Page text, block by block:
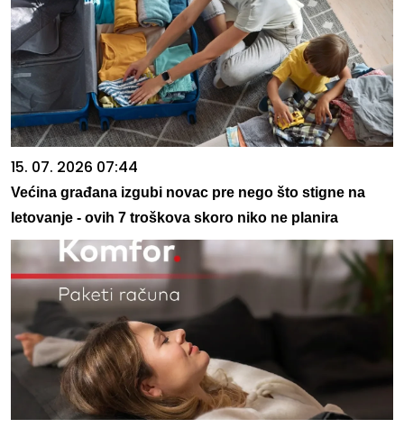
15. 07. 2026 07:44
Većina građana izgubi novac pre nego što stigne na
letovanje - ovih 7 troškova skoro niko ne planira